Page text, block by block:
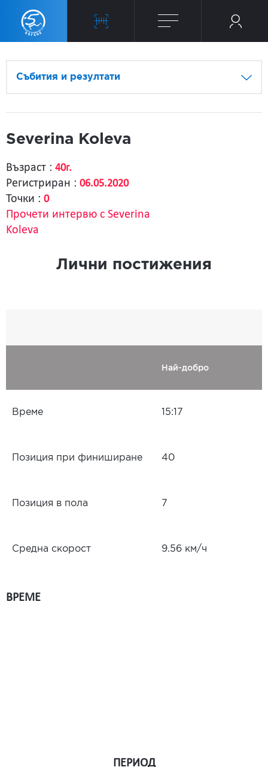
Събития и резултати
Severina Koleva
Възраст : 40г.
Регистриран : 06.05.2020
Точки : 0
Прочети интервю с Severina
Koleva
Лични постижения
Най-добро
Време 15:17
Позиция при финиширане 40
Позиция в пола 7
Средна скорост 9.56 км/ч
ВРЕМЕ
ПЕРИОД